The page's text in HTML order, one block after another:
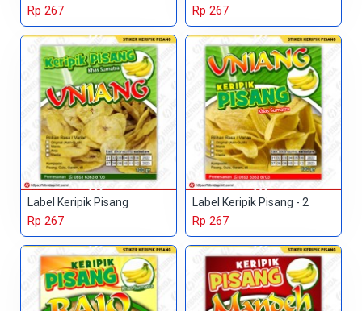
Rp 267 Rp 267
Label Keripik Pisang
Rp 267
Label Keripik Pisang - 2
Rp 267